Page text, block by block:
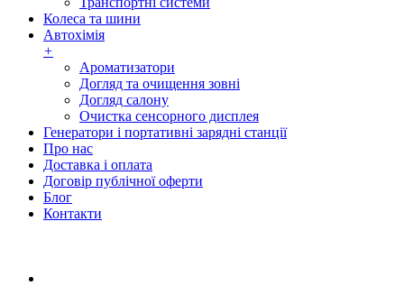
Колеса та шини
Автохімія
+
Ароматизатори
Догляд та очищення зовні
Догляд салону
Очистка сенсорного дисплея
Генератори і портативні зарядні станції
Про нас
Доставка і оплата
Договір публічної оферти
Блог
Контакти